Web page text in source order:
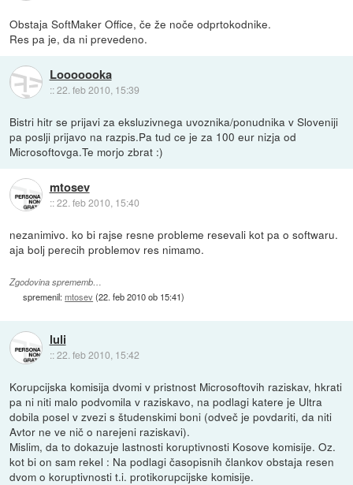
Obstaja SoftMaker Office, če že noče odprtokodnike.
Res pa je, da ni prevedeno.
Looooooka
::22. feb 2010, 15:39
Bistri hitr se prijavi za eksluzivnega uvoznika/ponudnika v Sloveniji
pa poslji prijavo na razpis.Pa tud ce je za 100 eur nizja od
Microsoftovga.Te morjo zbrat :)
mtosev
::22. feb 2010, 15:40
nezanimivo. ko bi rajse resne probleme resevali kot pa o softwaru.
aja bolj perecih problemov res nimamo.
Zgodovina sprememb…
spremenil:mtosev(22. feb 2010 ob 15:41)
luli
::22. feb 2010, 15:42
Korupcijska komisija dvomi v pristnost Microsoftovih raziskav, hkrati
pa ni niti malo podvomila v raziskavo, na podlagi katere je Ultra
dobila posel v zvezi s študenskimi boni (odveč je povdariti, da niti
Avtor ne ve nič o narejeni raziskavi).
Mislim, da to dokazuje lastnosti koruptivnosti Kosove komisije. Oz.
kot bi on sam rekel : Na podlagi časopisnih člankov obstaja resen
dvom o koruptivnosti t.i. protikorupcijske komisije.